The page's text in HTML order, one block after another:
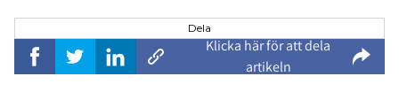
Dela
Klicka här för att dela
artikeln